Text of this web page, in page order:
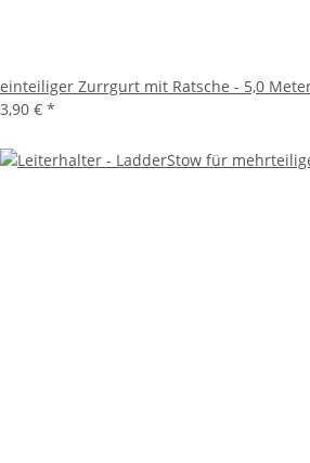
einteiliger Zurrgurt mit Ratsche - 5,0
3,90 € *